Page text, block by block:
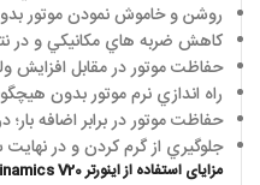
روشن و خاموش نمودن موتور
کاهش ضربه هاي مکانيکي و در
حفاظت موتور در مقابل افزايش
راه اندازي نرم موتور بدون
حفاظت موتور در برابر اضافه
جلوگيري از گرم کردن و در
مزایای استفاده از اینورترV20